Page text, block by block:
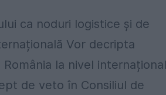
ca noduri logistice și de
Vor decripta
la nivel internațional
de veto în Consiliul de